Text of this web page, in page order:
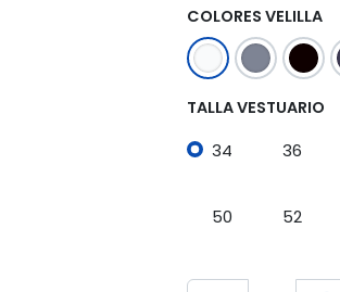
COLORES VELILLA
TALLA VESTUARIO
34 36
50 52